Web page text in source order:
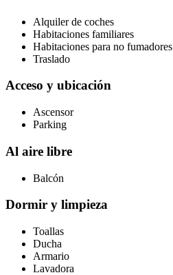
Alquiler de coches
Habitaciones familiares
Habitaciones para no fumadores
Traslado
Acceso y ubicación
Ascensor
Parking
Al aire libre
Balcón
Dormir y limpieza
Toallas
Ducha
Armario
Lavadora